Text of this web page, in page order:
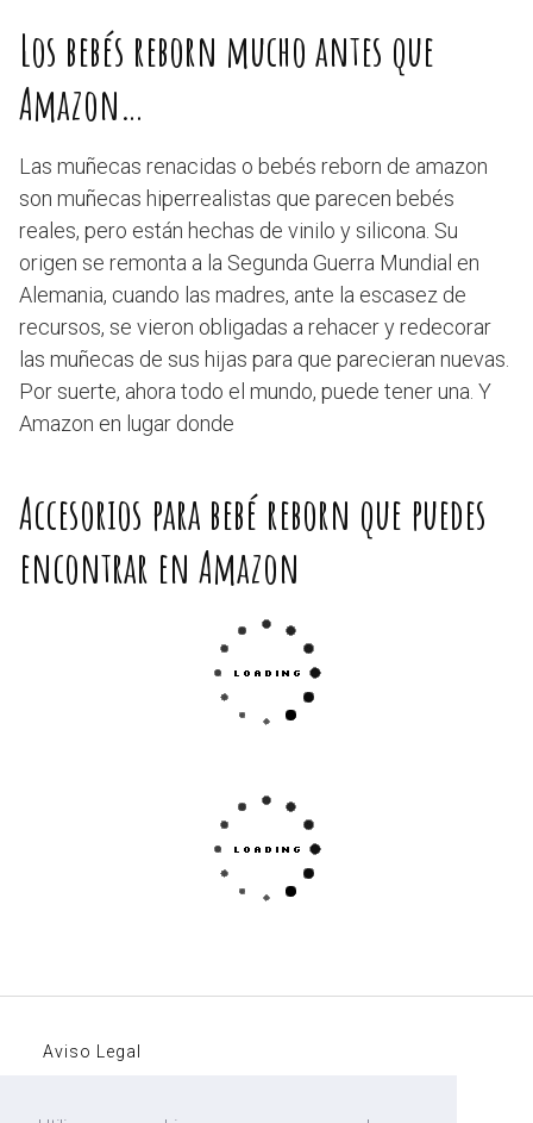
Los bebés reborn mucho antes que
Amazon…
Las muñecas renacidas o bebés reborn de amazon
son muñecas hiperrealistas que parecen bebés
reales, pero están hechas de vinilo y silicona. Su
origen se remonta a la Segunda Guerra Mundial en
Alemania, cuando las madres, ante la escasez de
recursos, se vieron obligadas a rehacer y redecorar
las muñecas de sus hijas para que parecieran nuevas.
Por suerte, ahora todo el mundo, puede tener una. Y
Amazon en lugar donde
Accesorios para bebé reborn que puedes
encontrar en Amazon
Aviso Legal